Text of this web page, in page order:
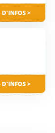
D'INFOS >
D'INFOS >